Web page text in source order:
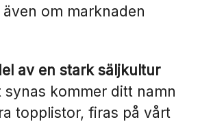
om marknaden
av en stark säljkultur
synas kommer ditt namn
topplistor, firas på vårt